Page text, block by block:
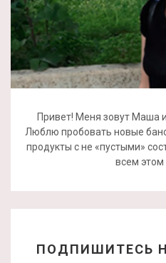
Привет! Меня зовут Маша
Люблю пробовать новые
продукты с не «пустыми»
всем этом
ПОДПИШИТЕСЬ